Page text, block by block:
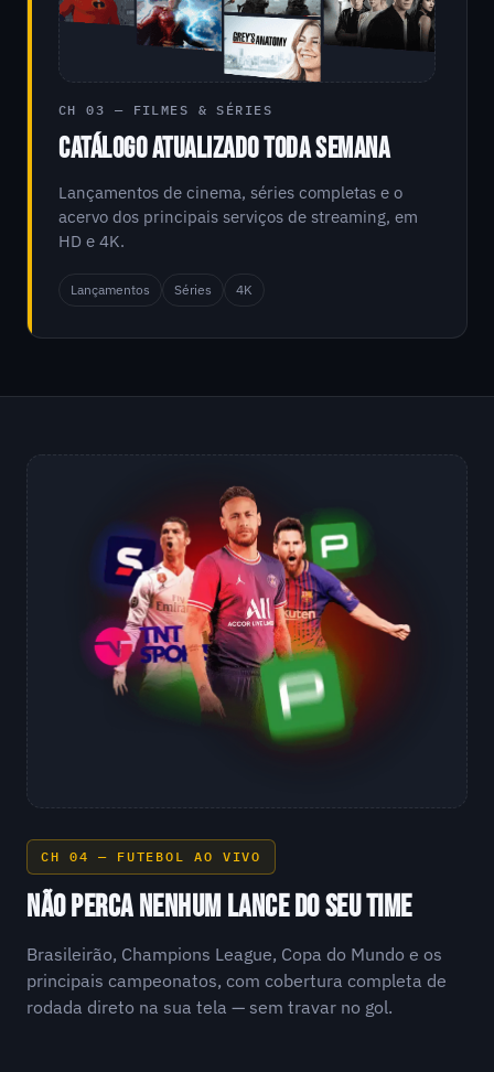
CH 03 — FILMES & SÉRIES
CATÁLOGO ATUALIZADO TODA SEMANA
Lançamentos de cinema, séries completas e o
acervo dos principais serviços de streaming, em
HD e 4K.
Lançamentos Séries 4K
CH 04 — FUTEBOL AO VIVO
NÃO PERCA NENHUM LANCE DO SEU TIME
Brasileirão, Champions League, Copa do Mundo e os
principais campeonatos, com cobertura completa de
rodada direto na sua tela — sem travar no gol.